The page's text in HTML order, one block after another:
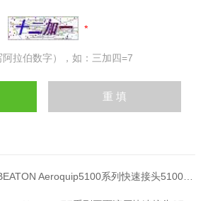
拉伯数字），如：三加四=7
Aeroquip5100系列快速接头5100-S5-10B